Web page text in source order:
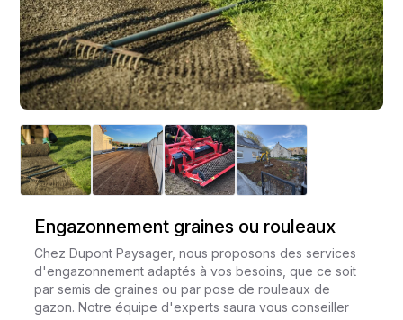
Engazonnement graines ou rouleaux
Chez Dupont Paysager, nous proposons des services
d'engazonnement adaptés à vos besoins, que ce soit
par semis de graines ou par pose de rouleaux de
gazon. Notre équipe d'experts saura vous conseiller